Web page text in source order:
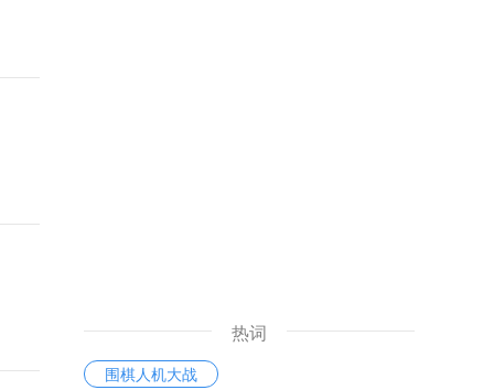
热词
围棋人机大战